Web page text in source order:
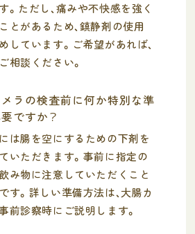
。ただし、痛みや不快感を強く
とがあるため、鎮静剤の使用
しています。ご希望があれば、
相談ください。
ラの検査前に何か特別な準
ですか？
は腸を空にするための下剤を
いただきます。事前に指定の
み物に注意していただくこと
す。詳しい準備方法は、大腸カ
前診察時にご説明します。